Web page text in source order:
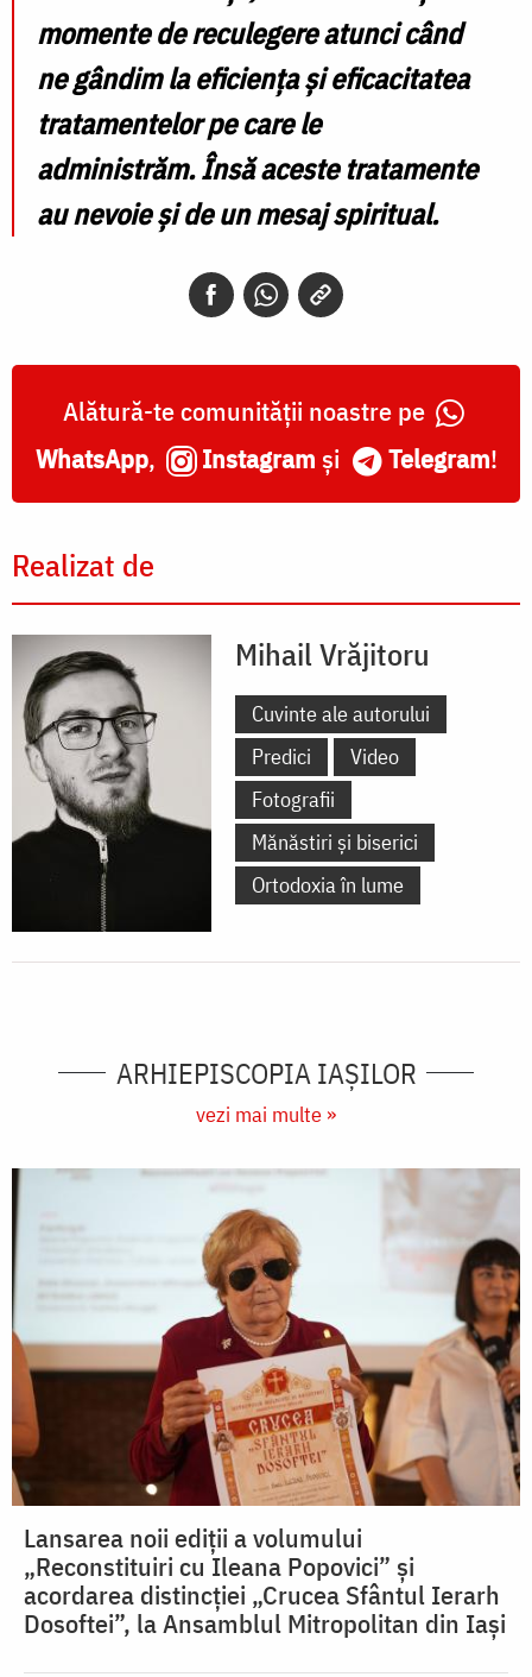
momente de reculegere atunci când
ne gândim la eficiența și eficacitatea
tratamentelor pe care le
administrăm. Însă aceste tratamente
au nevoie și de un mesaj spiritual.
Alătură-te comunității noastre pe
WhatsApp, Instagram și Telegram!
Realizat de
Mihail Vrăjitoru
Cuvinte ale autorului
Predici
Video
Fotografii
Mănăstiri și biserici
Ortodoxia în lume
ARHIEPISCOPIA IAŞILOR
vezi mai multe »
Lansarea noii ediții a volumului
„Reconstituiri cu Ileana Popovici” și
acordarea distincției „Crucea Sfântul Ierarh
Dosoftei”, la Ansamblul Mitropolitan din Iași